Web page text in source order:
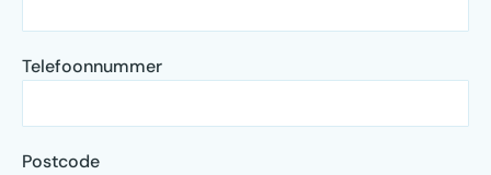
Telefoonnummer
Postcode